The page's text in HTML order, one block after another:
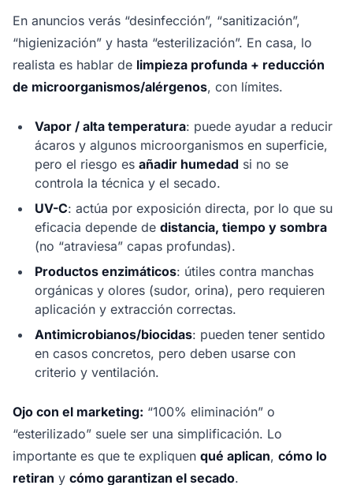
En anuncios verás “desinfección”, “sanitización”,
“higienización” y hasta “esterilización”. En casa, lo
realista es hablar de limpieza profunda + reducción
de microorganismos/alérgenos, con límites.
Vapor / alta temperatura: puede ayudar a reducir
ácaros y algunos microorganismos en superficie,
pero el riesgo es añadir humedad si no se
controla la técnica y el secado.
UV-C: actúa por exposición directa, por lo que su
eficacia depende de distancia, tiempo y sombra
(no “atraviesa” capas profundas).
Productos enzimáticos: útiles contra manchas
orgánicas y olores (sudor, orina), pero requieren
aplicación y extracción correctas.
Antimicrobianos/biocidas: pueden tener sentido
en casos concretos, pero deben usarse con
criterio y ventilación.
Ojo con el marketing: “100% eliminación” o
“esterilizado” suele ser una simplificación. Lo
importante es que te expliquen qué aplican, cómo lo
retiran y cómo garantizan el secado.